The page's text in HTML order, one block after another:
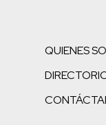
QUIENES